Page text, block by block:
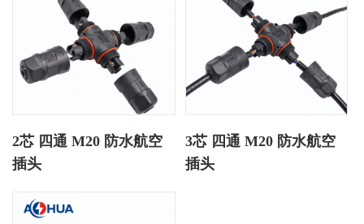
2芯 四通 M20 防水航空
插头
3芯 四通 M20 防水航空
插头